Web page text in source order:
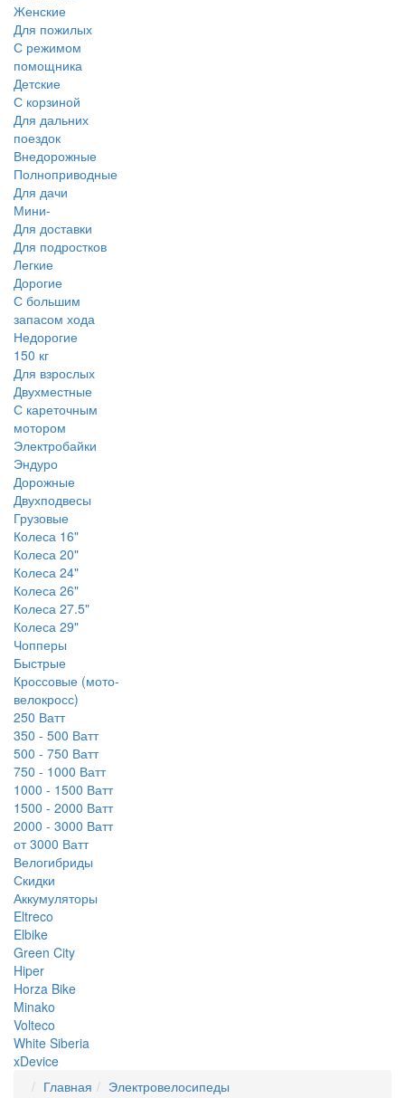
Женские
Для пожилых
С режимом
помощника
Детские
С корзиной
Для дальних
поездок
Внедорожные
Полноприводные
Для дачи
Мини-
Для доставки
Для подростков
Легкие
Дорогие
С большим
запасом хода
Недорогие
150 кг
Для взрослых
Двухместные
С кареточным
мотором
Электробайки
Эндуро
Дорожные
Двухподвесы
Грузовые
Колеса 16"
Колеса 20"
Колеса 24"
Колеса 26"
Колеса 27.5"
Колеса 29"
Чопперы
Быстрые
Кроссовые (мото-
велокросс)
250 Ватт
350 - 500 Ватт
500 - 750 Ватт
750 - 1000 Ватт
1000 - 1500 Ватт
1500 - 2000 Ватт
2000 - 3000 Ватт
от 3000 Ватт
Велогибриды
Скидки
Аккумуляторы
Eltreco
Elbike
Green City
Hiper
Horza Bike
Minako
Volteco
White Siberia
xDevice
Главная
Электровелосипеды